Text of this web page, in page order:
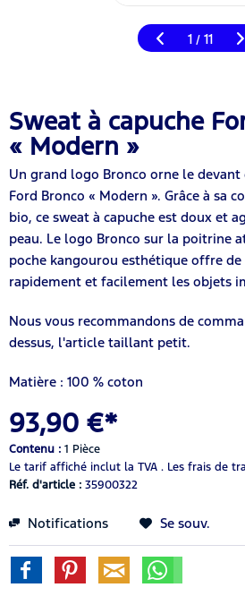
1 / 11
Sweat à capuche
« Modern »
Un grand logo Bronco orne le devant
Ford Bronco « Modern ». Grâce à sa
bio, ce sweat à capuche est doux et
peau. Le logo Bronco sur la poitrine
poche kangourou esthétique offre
rapidement et facilement les objets
Nous vous recommandons de
dessus, l'article taillant petit.
Matière : 100 % coton
93,90 €*
Contenu : 1 Pièce
Le tarif affiché inclut la TVA . Les frais de
Réf. d'article : 35900322
Notifications Se souv.